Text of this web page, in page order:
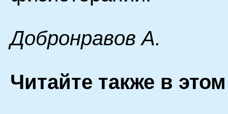
Дoбpoнpaвoв A.
Читайте также в